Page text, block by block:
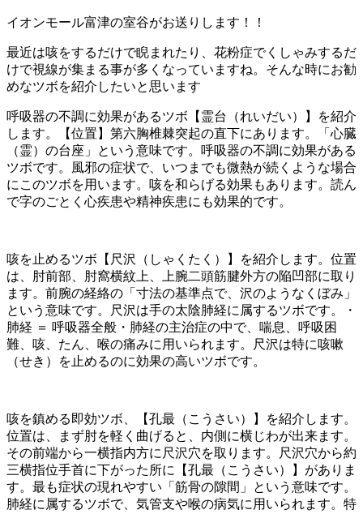
イオンモール富津の室谷がお送りします！！
最近は咳をするだけで睨まれたり、花粉症でくしゃみするだ
けで視線が集まる事が多くなっていますね。そんな時にお勧
めなツボを紹介したいと思います
呼吸器の不調に効果があるツボ【霊台（れいだい）】を紹介
します。【位置】第六胸椎棘突起の直下にあります。「心臓
（霊）の台座」という意味です。呼吸器の不調に効果がある
ツボです。風邪の症状で、いつまでも微熱が続くような場合
にこのツボを用います。咳を和らげる効果もあります。読ん
で字のごとく心疾患や精神疾患にも効果的です。
咳を止めるツボ【尺沢（しゃくたく）】を紹介します。位置
は、肘前部、肘窩横紋上、上腕二頭筋腱外方の陥凹部に取り
ます。前腕の経絡の「寸法の基準点で、沢のようなくぼみ」
という意味です。尺沢は手の太陰肺経に属するツボです。・
肺経 ＝ 呼吸器全般・肺経の主治症の中で、喘息、呼吸困
難、咳、たん、喉の痛みに用いられます。尺沢は特に咳嗽
（せき）を止めるのに効果の高いツボです。
咳を鎮める即効ツボ、【孔最（こうさい）】を紹介します。
位置は、まず肘を軽く曲げると、内側に横じわが出来ます。
その前端から一横指内方に尺沢穴を取ります。尺沢穴から約
三横指位手首に下がった所に【孔最（こうさい）】がありま
す。最も症状の現れやすい「筋骨の隙間」という意味です。
肺経に属するツボで、気管支や喉の病気に用いられます。特